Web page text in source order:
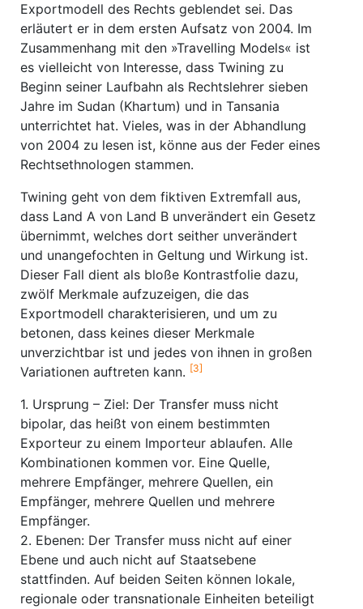
Exportmodell des Rechts geblendet sei. Das
erläutert er in dem ersten Aufsatz von 2004. Im
Zusammenhang mit den »Travelling Models« ist
es vielleicht von Interesse, dass Twining zu
Beginn seiner Laufbahn als Rechtslehrer sieben
Jahre im Sudan (Khartum) und in Tansania
unterrichtet hat. Vieles, was in der Abhandlung
von 2004 zu lesen ist, könne aus der Feder eines
Rechtsethnologen stammen.
Twining geht von dem fiktiven Extremfall aus,
dass Land A von Land B unverändert ein Gesetz
übernimmt, welches dort seither unverändert
und unangefochten in Geltung und Wirkung ist.
Dieser Fall dient als bloße Kontrastfolie dazu,
zwölf Merkmale aufzuzeigen, die das
Exportmodell charakterisieren, und um zu
betonen, dass keines dieser Merkmale
unverzichtbar ist und jedes von ihnen in großen
Variationen auftreten kann. [3]
1. Ursprung – Ziel: Der Transfer muss nicht
bipolar, das heißt von einem bestimmten
Exporteur zu einem Importeur ablaufen. Alle
Kombinationen kommen vor. Eine Quelle,
mehrere Empfänger, mehrere Quellen, ein
Empfänger, mehrere Quellen und mehrere
Empfänger.
2. Ebenen: Der Transfer muss nicht auf einer
Ebene und auch nicht auf Staatsebene
stattfinden. Auf beiden Seiten können lokale,
regionale oder transnationale Einheiten beteiligt